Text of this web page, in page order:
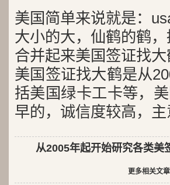
美国简单来说就是：
大小的大，仙鹤的鹤
合并起来美国签证找
美国签证找大鹤是从
括美国绿卡工卡等，
早的，诚信度较高，
从2005年起开始研究各类美
更多相关文